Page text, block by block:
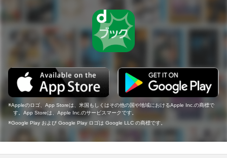
Appleのロゴ、App Storeは、米国もしくはその他の国や地域におけるApple Inc.の商標で
す。App Storeは、Apple Inc.のサービスマークです。
Google Play および Google Play ロゴは Google LLC の商標です。